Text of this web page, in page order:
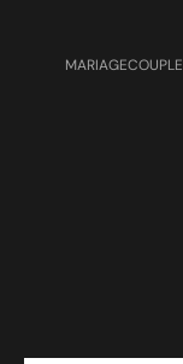
MARIAGECOUPLE